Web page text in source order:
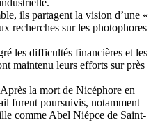
ils partagent la vision d’une «
recherches sur les photophores
les difficultés financières et les
maintenu leurs efforts sur près
la mort de Nicéphore en
furent poursuivis, notamment
comme Abel Niépce de Saint-